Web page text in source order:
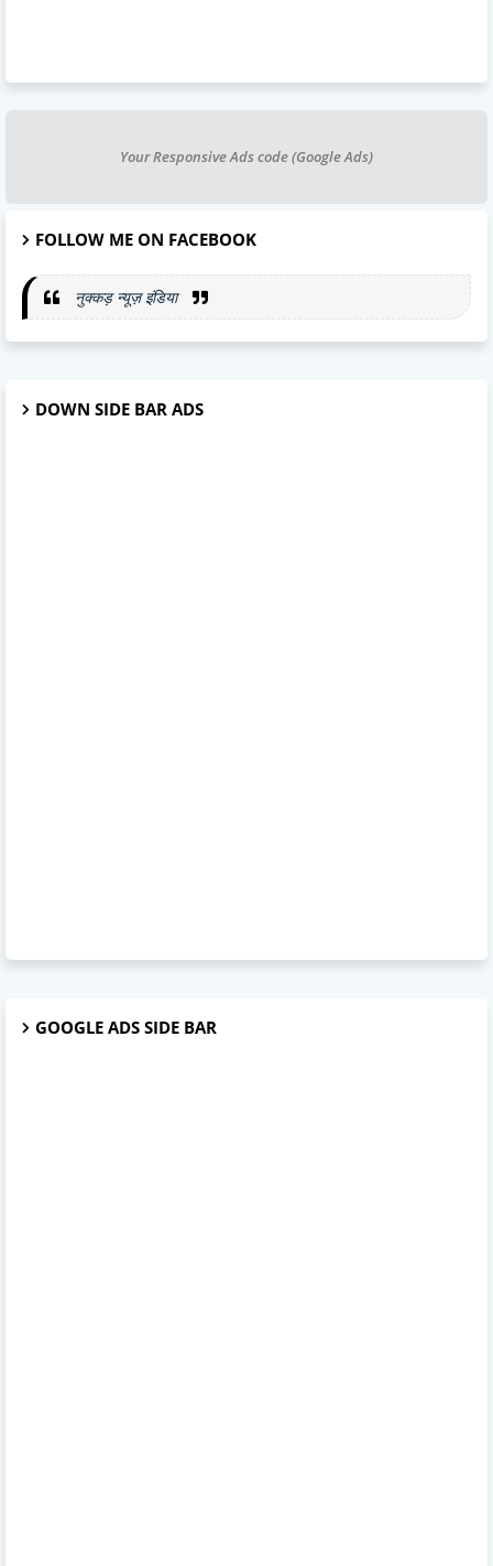
Your Responsive Ads code (Google Ads)
FOLLOW ME ON FACEBOOK
नुक्कड़ न्यूज़ इंडिया
DOWN SIDE BAR ADS
GOOGLE ADS SIDE BAR